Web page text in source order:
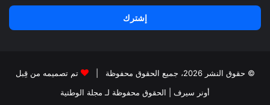
الإلكتروني
© حقوق النشر 2026، جميع الحقوق محفوظة |
تم تصميمه من قِبل
أونر سيرف | الحقوق محفوظة لـ مجلة الوطتية